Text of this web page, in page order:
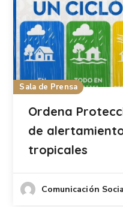
Sala de Prensa
Ordena
de
tropicales
Comunicación